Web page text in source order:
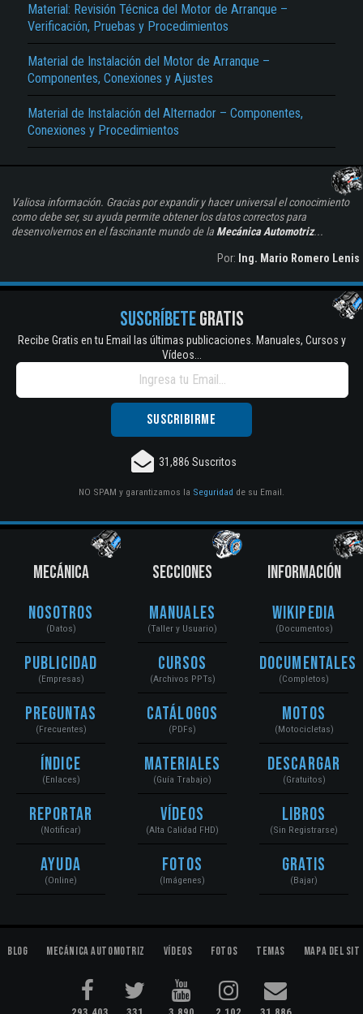
Material: Revisión Técnica del Motor de Arranque –
Verificación, Pruebas y Procedimientos
Material de Instalación del Motor de Arranque –
Componentes, Conexiones y Ajustes
Material de Instalación del Alternador – Componentes,
Conexiones y Procedimientos
Valiosa información. Gracias por expandir y hacer universal el conocimiento
como debe ser, su ayuda permite obtener los datos correctos para
desenvolvernos en el fascinante mundo de la Mecánica Automotriz...
Por: Ing. Mario Romero Lenis
SUSCRÍBETEGRATIS
Recibe Gratis en tu Email las últimas publicaciones. Manuales, Cursos y
Vídeos...
31,886 Suscritos
NO SPAM y garantizamos la Seguridad de su Email.
MECÁNICA
Nosotros
(Datos)
Publicidad
(Empresas)
Preguntas
(Frecuentes)
Índice
(Enlaces)
Reportar
(Notificar)
Ayuda
(Online)
SECCIONES
Manuales
(Taller y Usuario)
Cursos
(Archivos PPTs)
Catálogos
(PDFs)
Materiales
(Guía Trabajo)
Vídeos
(Alta Calidad FHD)
Fotos
(Imágenes)
INFORMACIÓN
Wikipedia
(Documentos)
Documentales
(Completos)
Motos
(Motocicletas)
Descargar
(Gratuitos)
Libros
(Sin Registrarse)
Gratis
(Bajar)
Blog Mecánica Automotriz Vídeos Fotos Temas Mapa del